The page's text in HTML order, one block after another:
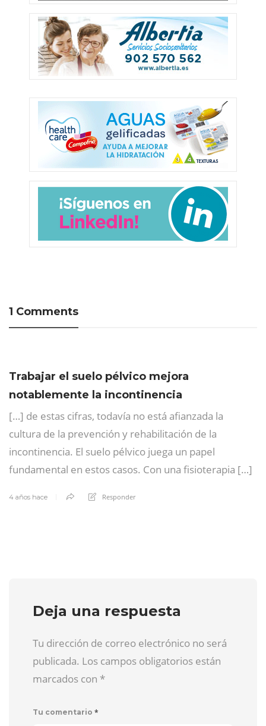
1 Comments
Trabajar el suelo pélvico mejora
notablemente la incontinencia
[…] de estas cifras, todavía no está afianzada la
cultura de la prevención y rehabilitación de la
incontinencia. El suelo pélvico juega un papel
fundamental en estos casos. Con una fisioterapia […]
4 años hace Responder
Deja una respuesta
Tu dirección de correo electrónico no será
publicada. Los campos obligatorios están
marcados con *
Tu comentario *